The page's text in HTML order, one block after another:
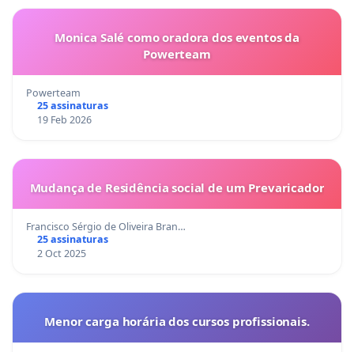
Monica Salé como oradora dos eventos da
Powerteam
Powerteam
25 assinaturas
19 Feb 2026
Mudança de Residência social de um Prevaricador
Francisco Sérgio de Oliveira Bran…
25 assinaturas
2 Oct 2025
Menor carga horária dos cursos profissionais.